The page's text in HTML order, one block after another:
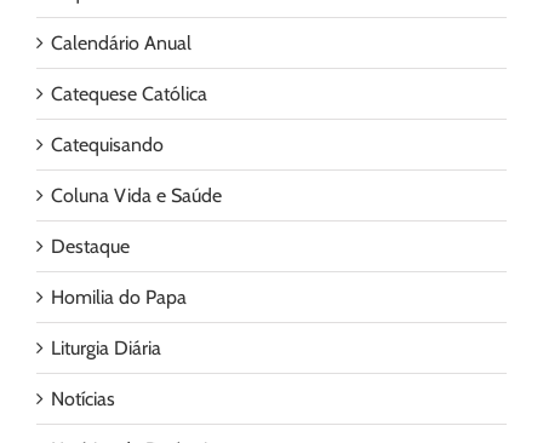
Calendário Anual
Catequese Católica
Catequisando
Coluna Vida e Saúde
Destaque
Homilia do Papa
Liturgia Diária
Notícias